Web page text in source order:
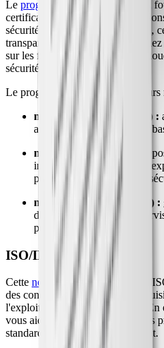
Le programme STAR de la CSA
certifications et de
sécurité des services cloud. Ainsi,
transparence afin que vous
sur les fournisseurs de services
sécurité.
Le programme comprend
niveau I (autoévaluation) :
appliquent une sécurité de
niveau II (audit tiers) :
indépendante qui prouve
protocoles et pratiques de
niveau III (audit continu) :
d'assurance avec une
pratiques de sécurité.
ISO/IEC 27017:2015
Cette norme internationale
étend
des conseils spécifiques sur
l'exploitation de services cloud.
vous aide également à aligner vos
standards reconnus mondialement.